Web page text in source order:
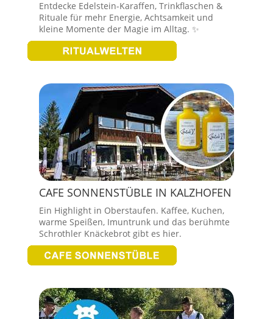
Entdecke Edelstein-Karaffen, Trinkflaschen &
Rituale für mehr Energie, Achtsamkeit und
kleine Momente der Magie im Alltag. ✨
CAFE SONNENSTÜBLE IN KALZHOFEN
Ein Highlight in Oberstaufen. Kaffee, Kuchen,
warme Speißen, Imuntrunk und das berühmte
Schrothler Knäckebrot gibt es hier.